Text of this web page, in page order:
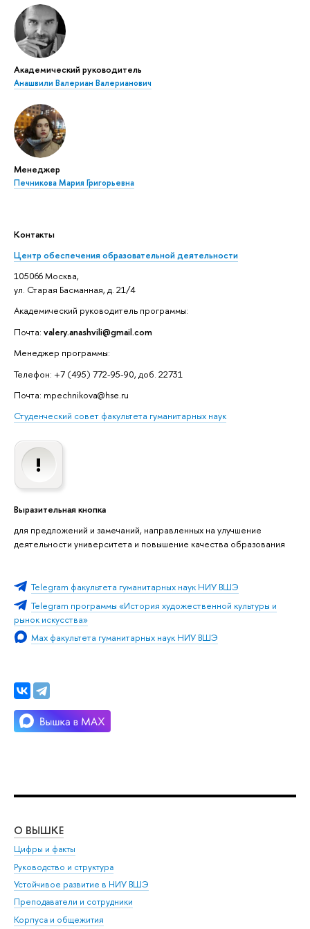
Академический руководитель
Анашвили Валериан Валерианович
Менеджер
Печникова Мария Григорьевна
Контакты
Центр обеспечения образовательной деятельности
105066 Москва,
ул. Старая Басманная, д. 21/4
Академический руководитель программы:
Почта: valery.anashvili@gmail.com
Менеджер программы:
Телефон: +7 (495) 772-95-90, доб. 22731
Почта: mpechnikova@hse.ru
Студенческий совет факультета гуманитарных наук
Выразительная кнопка
для предложений и замечаний, направленных на улучшение
деятельности университета и повышение качества образования
Telegram факультета гуманитарных наук НИУ ВШЭ
Telegram программы «История художественной культуры и
рынок искусства»
Max факультета гуманитарных наук НИУ ВШЭ
О ВЫШКЕ
Цифры и факты
Руководство и структура
Устойчивое развитие в НИУ ВШЭ
Преподаватели и сотрудники
Корпуса и общежития